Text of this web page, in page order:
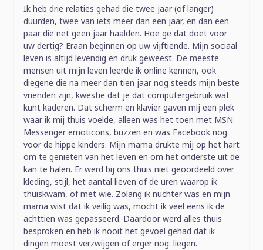
Ik heb drie relaties gehad die twee jaar (of langer)
duurden, twee van iets meer dan een jaar, en dan een
paar die net geen jaar haalden. Hoe ge dat doet voor
uw dertig? Eraan beginnen op uw vijftiende. Mijn sociaal
leven is altijd levendig en druk geweest. De meeste
mensen uit mijn leven leerde ik online kennen, ook
diegene die na meer dan tien jaar nog steeds mijn beste
vrienden zijn, kwestie dat je dat computergebruik wat
kunt kaderen. Dat scherm en klavier gaven mij een plek
waar ik mij thuis voelde, alleen was het toen met MSN
Messenger emoticons, buzzen en was Facebook nog
voor de hippe kinders. Mijn mama drukte mij op het hart
om te genieten van het leven en om het onderste uit de
kan te halen. Er werd bij ons thuis niet geoordeeld over
kleding, stijl, het aantal lieven of de uren waarop ik
thuiskwam, of met wie. Zolang ik nuchter was en mijn
mama wist dat ik veilig was, mocht ik veel eens ik de
achttien was gepasseerd. Daardoor werd alles thuis
besproken en heb ik nooit het gevoel gehad dat ik
dingen moest verzwijgen of erger nog: liegen.